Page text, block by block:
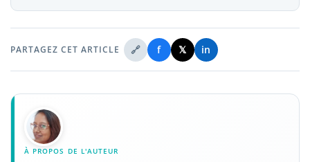
PARTAGEZ CET ARTICLE 🔗 f 𝕏 in
À PROPOS DE L'AUTEUR